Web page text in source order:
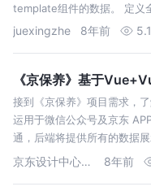
template组件的数据。 定
juexingzhe 8年前
《京保养》基于
接到《京保养》项目需求，
运用于微信公众号及京东
通，后端将提供所有的数据
定使用前后端分离技术，而
京东设计中心JDC 8年前